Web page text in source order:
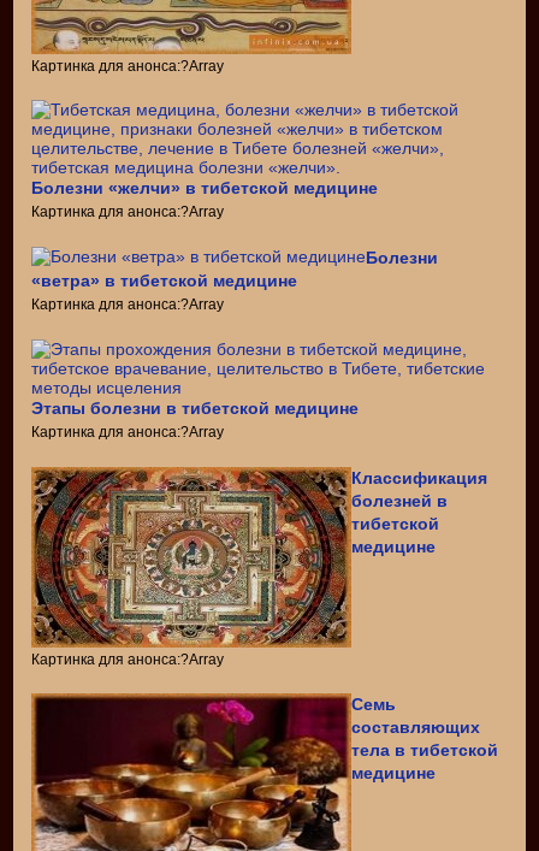
Картинка для анонса:?Array
Болезни «желчи» в тибетской медицине
Картинка для анонса:?Array
Болезни
«ветра» в тибетской медицине
Картинка для анонса:?Array
Этапы болезни в тибетской медицине
Картинка для анонса:?Array
Классификация
болезней в
тибетской
медицине
Картинка для анонса:?Array
Семь
составляющих
тела в тибетской
медицине